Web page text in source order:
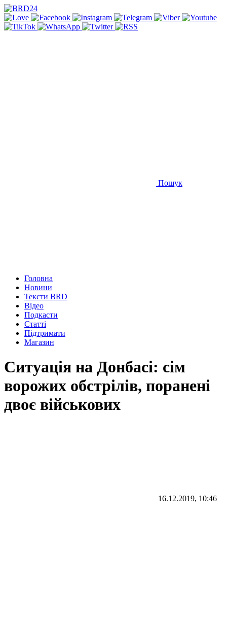
Пошук
Головна
Новини
Тексти BRD
Відео
Подкасти
Статті
Підтримати
Магазин
Ситуація на Донбасі: сім
ворожих обстрілів, поранені
двоє військових
16.12.2019, 10:46